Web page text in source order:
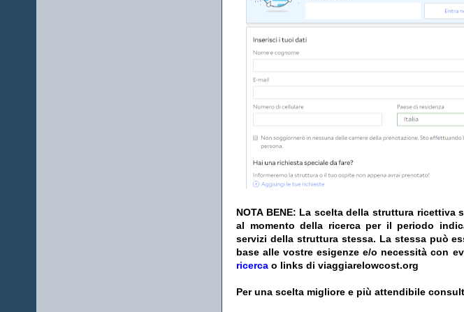
NOTA BENE: La scelta della struttura ricettiva
al momento della ricerca per il periodo
servizi della struttura stessa. La stessa può
base alle vostre esigenze e/o necessità con
ricerca o links di viaggiarelowcost.org
Per una scelta migliore e più attendibile